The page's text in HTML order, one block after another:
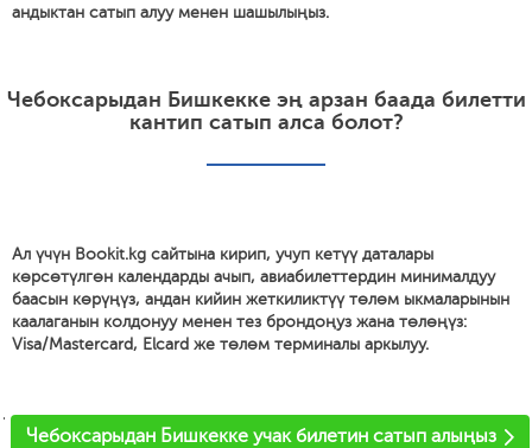
андыктан сатып алуу менен шашылыңыз.
Чебоксарыдан Бишкекке эң арзан баада билетти
кантип сатып алса болот?
Ал үчүн Bookit.kg сайтына кирип, учуп кетүү даталары
көрсөтүлгөн календарды ачып, авиабилеттердин минималдуу
баасын көрүңүз, андан кийин жеткиликтүү төлөм ыкмаларынын
каалаганын колдонуу менен тез брондоңуз жана төлөңүз:
Visa/Mastercard, Elcard же төлөм терминалы аркылуу.
'
Чебоксарыдан Бишкекке учак билетин сатып алыңыз